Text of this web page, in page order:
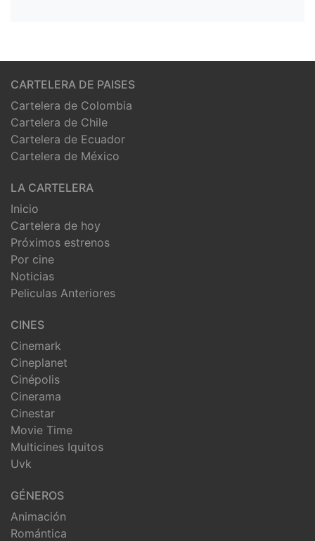
CARTELERA DE PAISES
Cartelera de Colombia
Cartelera de Chile
Cartelera de Ecuador
Cartelera de México
LA CARTELERA
Inicio
Cartelera de hoy
Próximos estrenos
Por cine
Noticias
Peliculas Anteriores
CINES
Cinemark
Cineplanet
Cinépolis
Cinerama
Cinestar
Movie Time
Multicines Iquitos
Uvk
GÉNEROS
Animación
Romántica